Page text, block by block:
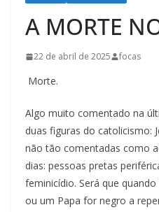
A MORTE
22 de abril de 2025 focas
Morte.
Algo muito comentado na
duas figuras do catolicismo:
não tão comentadas como
dias: pessoas pretas
feminicídio. Será que
ou um Papa for negro a